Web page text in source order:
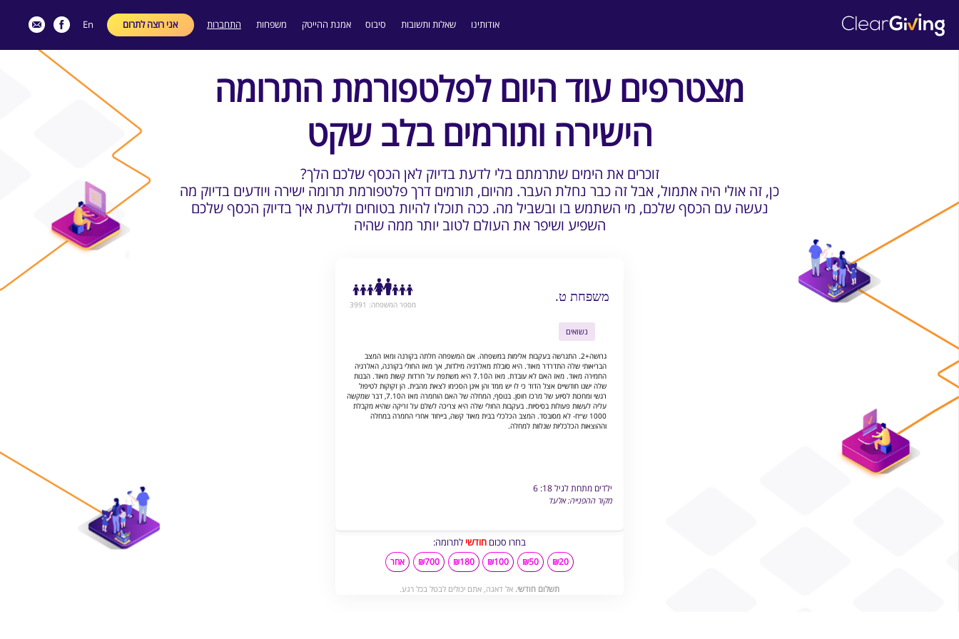
אודותינו שאלות ותשובות סיבוס אמנת ההייטק משפחות התחברות אני רוצה לתרום En
מצטרפים עוד היום לפלטפורמת התרומה
הישירה ותורמים בלב שקט
?זוכרים את הימים שתרמתם בלי לדעת בדיוק לאן הכסף שלכם הלך
כן, זה אולי היה אתמול, אבל זה כבר נחלת העבר. מהיום, תורמים דרך פלטפורמת תרומה ישירה ויודעים בדיוק מה
נעשה עם הכסף שלכם, מי השתמש בו ובשביל מה. ככה תוכלו להיות בטוחים ולדעת איך בדיוק הכסף שלכם
השפיע ושיפר את העולם לטוב יותר ממה שהיה
מספר המשפחה: 3991
משפחת ט.
נשואים
גרושה+2. התגרשה בעקבות אלימות במשפחה. אם המשפחה חלתה בקורנה ומאז המצב
הבריאותי שלה התדרדר מאוד. היא סובלת מאלרגיה מילדות, אך מאז החולי בקורנה, האלרגיה
החמירה מאוד. מאז האם לא עובדת. מאז ה7.10 היא משתפת על חרדות קשות מאוד. הבנות
שלה ישנו חודשיים אצל הדוד כי לו יש ממד והן אינן הסכימו לצאת מהבית. הן זקוקות לטיפול
רגשי ומחכות לסיוע של מרכז חוסן. בנוסף, המחלה של האם הוחמרה מאז ה7.10, דבר שמקשה
עליה לעשות פעולות בסיסיות. בעקבות החולי שלה היא צריכה לשלם על זריקה שהיא מקבלת
1000 ש״ח- לא מסובסד. המצב הכלכלי בבית מאוד קשה, בייחוד אחרי החמרה במחלה
וההוצאות הכלכליות שנלוות למחלה.
ילדים מתחת לגיל 18: 6
מקור ההפנייה: אלעד
בחרו סכום חודשי לתרומה:
₪20
₪50
₪100
₪180
₪700 אחר
תשלום חודשי. אל דאגה, אתם יכולים לבטל בכל רגע.